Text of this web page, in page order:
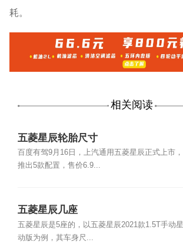
耗。
相关阅读
五菱星辰轮胎尺寸
百度有驾9月16日，上汽通用五菱星辰正式上市，
推出5款配置，售价6.9...
五菱星辰几座
五菱星辰是5座的，以五菱星辰2021款1.5T手动星
动版为例，其车身尺...